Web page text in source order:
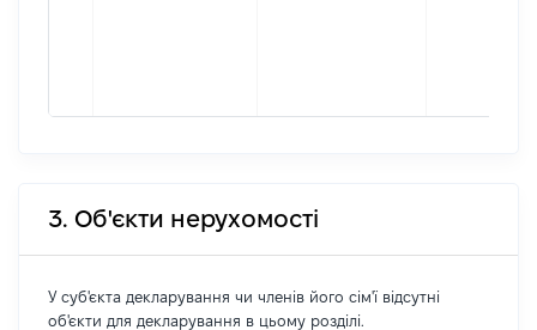
3. Об'єкти нерухомості
У суб'єкта декларування чи членів його сім'ї відсутні
об'єкти для декларування в цьому розділі.